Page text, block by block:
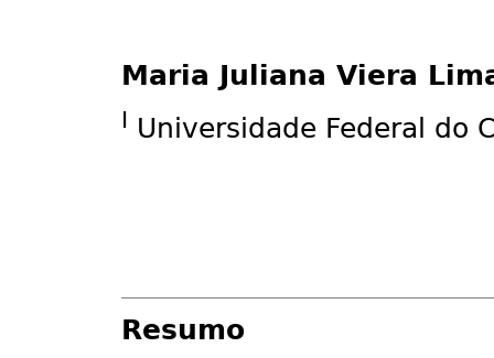
Maria Juliana Viera
I Universidade Federal do
Resumo